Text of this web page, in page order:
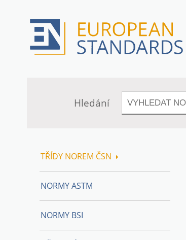
Hledání
TŘÍDY NOREM ČSN
NORMY ASTM
NORMY BSI